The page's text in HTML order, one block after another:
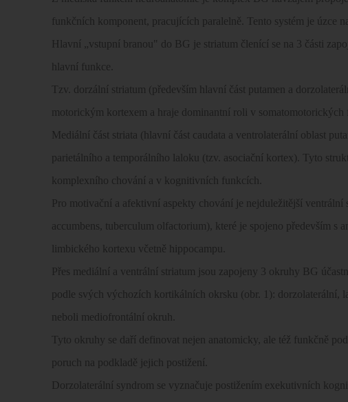
funkčních komponent, pracujících paralelně. Tento systém je úzce
Hlavní „vstupní branou" do BG je striatum členící se na 3 části
hlavní funkce.
Tzv. dorzální striatum (především hlavní část putamen a
motorickým kortexem a hraje dominantní roli v somatomotorických
Mediální část striata (hlavní část caudata a ventrolaterální oblast
parietálního a temporálního laloku (tzv. asociační kortex). Tyto
komplexního chování a v kognitivních funkcích.
Pro motivační a afektivní aspekty chování je nejduležitější ventrální
accumbens, tuberculum olfactorium), které je spojeno především s
limbického kortexu včetně hippocampu.
Přes mediální a ventrální striatum jsou zapojeny 3 okruhy BG
podle svých výchozích kortikálních okrsku (obr. 1): dorzolaterální,
neboli mediofrontální okruh.
Tyto okruhy se daří definovat nejen anatomicky, ale též funkčně
poruch na podkladě jejich postižení.
Dorzolaterální syndrom se vyznačuje postižením exekutivních